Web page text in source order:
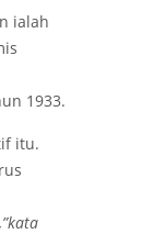
ialah
1933.
itu.